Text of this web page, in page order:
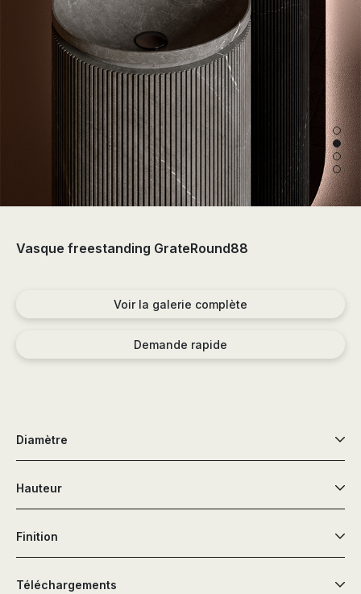
the
sector
of
the
bathroom
and
the
decoration.
Vasque freestanding GrateRound88
Voir la galerie complète
Demande rapide
Diamètre
Hauteur
Finition
Téléchargements